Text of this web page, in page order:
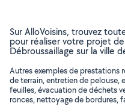
Sur AlloVoisins, trouvez
pour réaliser votre projet
Débroussaillage sur la ville
Autres exemples de prestations
de terrain, entretien de pelouse,
feuilles, évacuation de déchets
ronces, nettoyage de bordures,